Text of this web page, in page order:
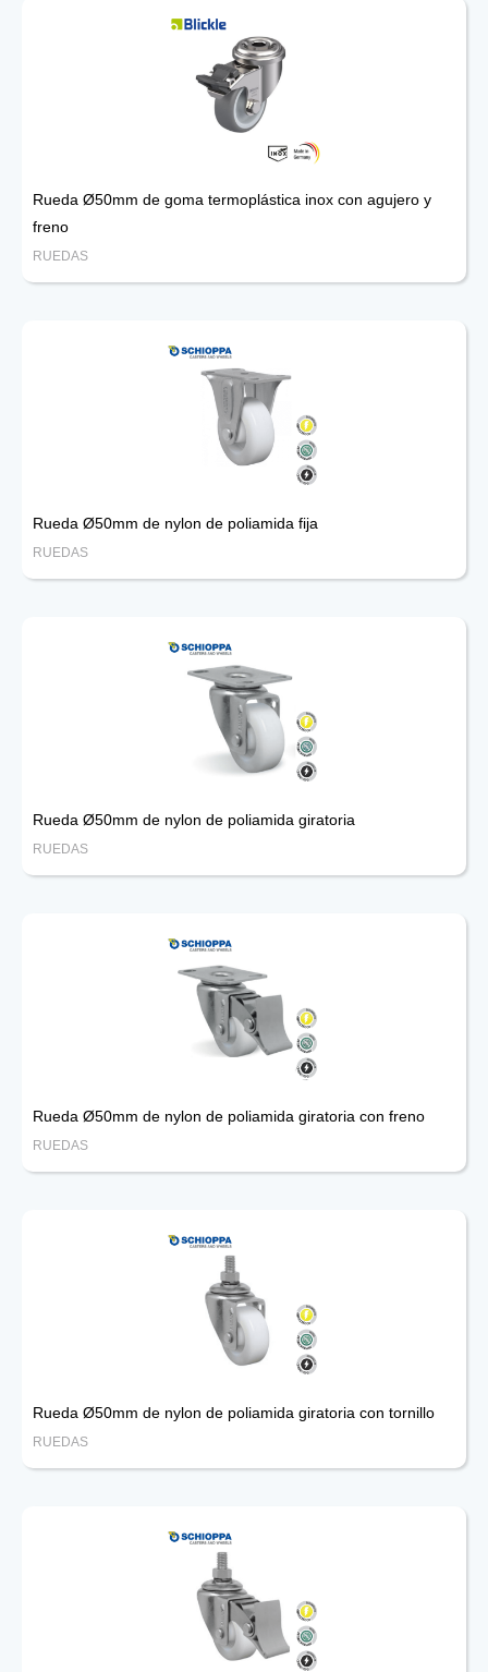
Rueda Ø50mm de goma termoplástica inox con agujero y
freno
RUEDAS
Rueda Ø50mm de nylon de poliamida fija
RUEDAS
Rueda Ø50mm de nylon de poliamida giratoria
RUEDAS
Rueda Ø50mm de nylon de poliamida giratoria con freno
RUEDAS
Rueda Ø50mm de nylon de poliamida giratoria con tornillo
RUEDAS